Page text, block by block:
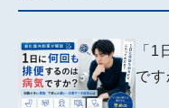
「1
です